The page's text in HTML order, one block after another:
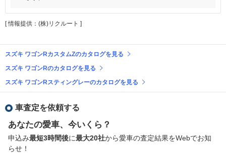
[ 情報提供：(株)リクルート ]
スズキ ワゴンRカスタムZのカタログを見る
スズキ ワゴンRのカタログを見る
スズキ ワゴンRスティングレーのカタログを見る
車査定を依頼する
あなたの愛車、今いくら？
申込み最短3時間後に最大20社から愛車の査定結果をWebでお知
らせ！